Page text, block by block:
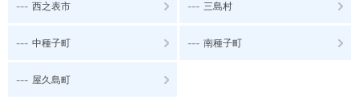
--- 西之表市 --- 三島村
--- 中種子町 --- 南種子町
--- 屋久島町